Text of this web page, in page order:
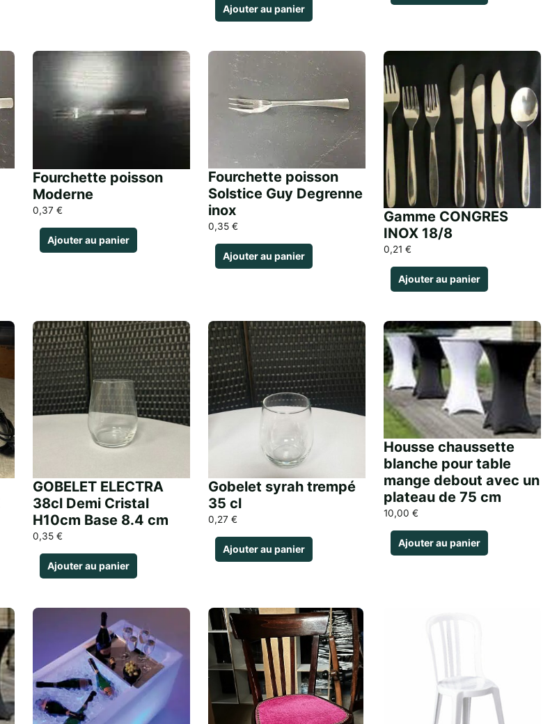
Ajouter au panier
Fourchette poisson
Moderne
0,37 €
Ajouter au panier
Fourchette poisson
Solstice Guy Degrenne
inox
0,35 €
Ajouter au panier
Gamme CONGRES
INOX 18/8
0,21 €
Ajouter au panier
GOBELET ELECTRA
38cl Demi Cristal
H10cm Base 8.4 cm
0,35 €
Ajouter au panier
Gobelet syrah trempé
35 cl
0,27 €
Ajouter au panier
Housse chaussette
blanche pour table
mange debout avec un
plateau de 75 cm
10,00 €
Ajouter au panier